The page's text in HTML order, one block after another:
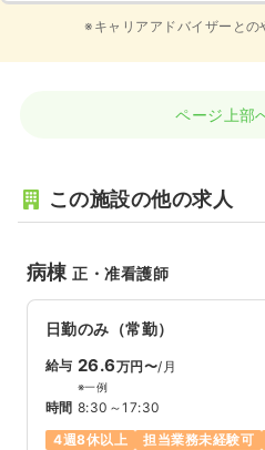
※キャリアアドバイザーとの
ページ上部
この施設の他の求人
病棟正・准看護師
日勤のみ（常勤）
給与 26.6万円〜/月
※一例
時間 8:30～17:30
4週8休以上
担当業務未経験可